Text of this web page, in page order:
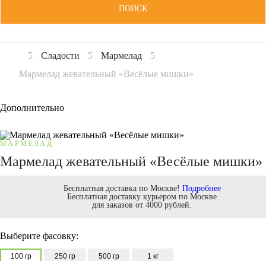
ПОИСК
Сладости
Мармелад
Мармелад жевательный «Весёлые мишки»
Дополнительно
МАРМЕЛАД
Мармелад жевательный «Весёлые мишки»
Бесплатная доставка по Москве! Подробнее
Бесплатная доставку курьером по Москве
для заказов от 4000 рублей.
Выберите фасовку:
100 гр
250 гр
500 гр
1 кг